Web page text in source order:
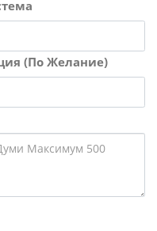
(По Желание)